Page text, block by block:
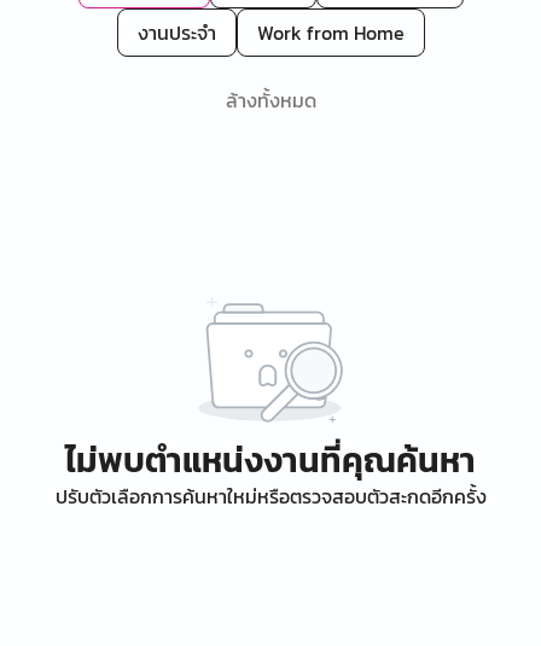
งานประจำ
Work from Home
ล้างทั้งหมด
ไม่พบตำแหน่งงานที่คุณค้นหา
ปรับตัวเลือกการค้นหาใหม่หรือตรวจสอบตัวสะกดอีกครั้ง